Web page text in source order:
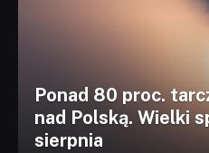
Ponad 80 proc.
nad Polską. Wielki
sierpnia